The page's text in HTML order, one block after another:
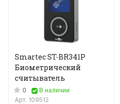
Smartec ST-BR341P
Биометрический
считыватель
0
В наличии
Арт. 109512